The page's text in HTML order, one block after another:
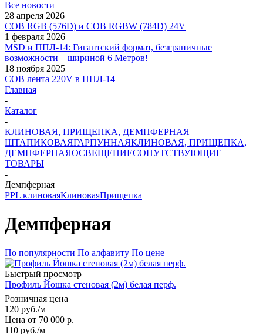
Все новости
28 апреля 2026
COB RGB (576D) и COB RGBW (784D) 24V
1 февраля 2026
MSD и ППЛ-14: Гигантский формат, безграничные
возможности – шириной 6 Метров!
18 ноября 2025
COB лента 220V в ППЛ-14
Главная
-
Каталог
-
КЛИНОВАЯ, ПРИЩЕПКА, ДЕМПФЕРНАЯ
ШТАПИКОВАЯГАРПУННАЯКЛИНОВАЯ, ПРИЩЕПКА,
ДЕМПФЕРНАЯОСВЕЩЕНИЕСОПУТСТВУЮЩИЕ
ТОВАРЫ
-
Демпферная
PPL клиноваяКлиноваяПрищепка
Демпферная
По популярности По алфавиту По цене
Быстрый просмотр
Профиль Йошка стеновая (2м) белая перф.
Розничная цена
120 руб./м
Цена от 70 000 р.
110 руб./м